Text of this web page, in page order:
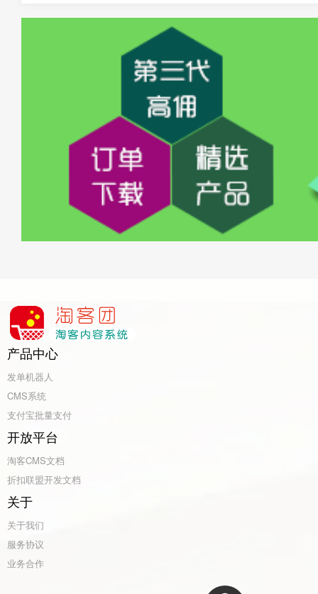
产品中心
发单机器人
CMS系统
支付宝批量支付
开放平台
淘客CMS文档
折扣联盟开发文档
关于
关于我们
服务协议
业务合作